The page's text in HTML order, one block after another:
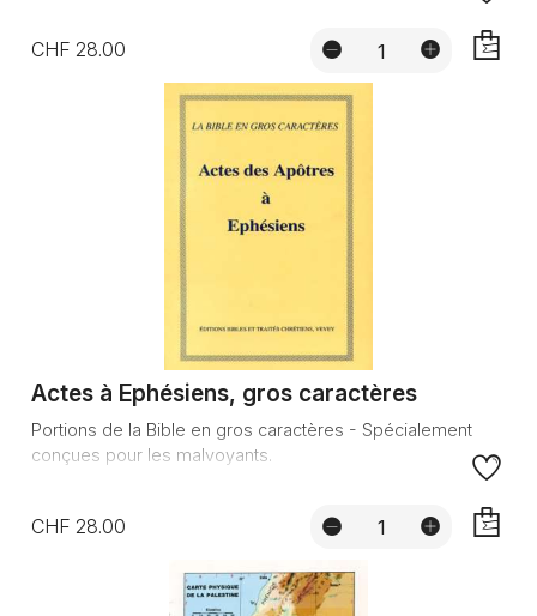
CHF 28.00
Actes à Ephésiens, gros caractères
Portions de la Bible en gros caractères - Spécialement
conçues pour les malvoyants.
CHF 28.00